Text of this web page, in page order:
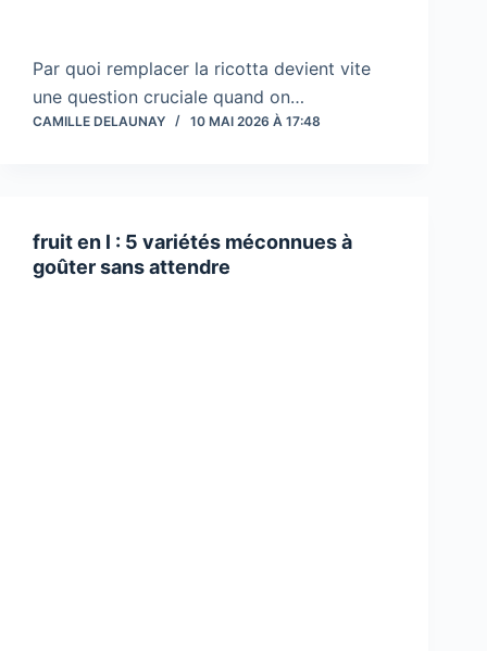
Par quoi remplacer la ricotta devient vite
une question cruciale quand on…
CAMILLE DELAUNAY 10 MAI 2026 À 17:48
fruit en l : 5 variétés méconnues à
goûter sans attendre